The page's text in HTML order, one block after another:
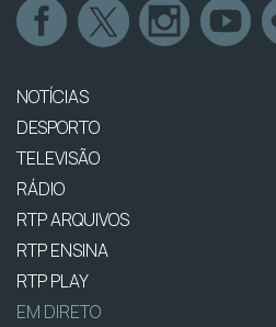
NOTÍCIAS
DESPORTO
TELEVISÃO
RÁDIO
RTP ARQUIVOS
RTP ENSINA
RTP PLAY
EM DIRETO